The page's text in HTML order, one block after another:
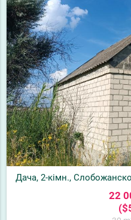
Дача, 2-кімн.,
22